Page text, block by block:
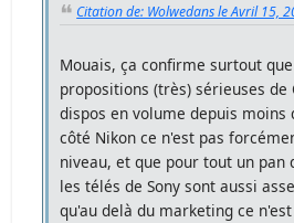
Citation de: Wolwedans le Avril 15,
Mouais, ça confirme surtout
propositions (très) sérieuses de
dispos en volume depuis moins
côté Nikon ce n'est pas
niveau, et que pour tout un pan
les télés de Sony sont aussi
qu'au delà du marketing ce